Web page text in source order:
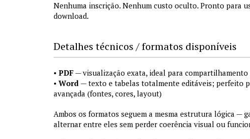
Nenhuma inscrição. Nenhum custo oculto. Pronto para
download.
Detalhes técnicos / formatos disponíveis
• PDF — visualização exata, ideal para
• Word — texto e tabelas totalmente editáveis; perfeito
avançada (fontes, cores, layout)
Ambos os formatos seguem a mesma estrutura lógica —
alternar entre eles sem perder coerência visual ou